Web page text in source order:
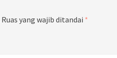
Ruas yang wajib ditandai *